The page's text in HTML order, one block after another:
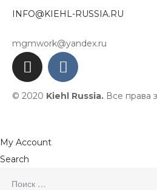
INFO@KIEHL-RUSSIA.RU
mgmwork@yandex.ru
© 2020 Kiehl Russia. Все права
My Account
Search